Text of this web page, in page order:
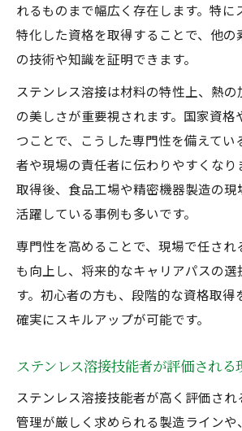
溶接工の国家資格はどんな種類
ステンレス溶接対応の国家
溶接工資格の種類とステンレ
性
溶接国家資格の難易度と選
JIS溶接資格一覧が示す国家
半自動溶接資格も含めた国家
実務経験を積むことで広がる溶
溶接工資格と現場経験の相乗
よう
成長
実務経験を活かした溶接技
戦略
れるものまで幅広く存在します。特に
特化した資格を取得することで、他の
の技術や知識を証明できます。
ステンレス溶接は材料の特性上、熱の
の美しさが重要視されます。国家資格
つことで、こうした専門性を備えてい
者や現場の責任者に伝わりやすくなり
取得後、食品工場や精密機器製造の現
活躍している事例も多いです。
専門性を高めることで、現場で任され
も向上し、将来的なキャリアパスの選
す。初心者の方も、段階的な資格取得
確実にスキルアップが可能です。
ステンレス溶接技能者が評価される
ステンレス溶接技能者が高く評価さ
管理が厳しく求められる製造ラインや